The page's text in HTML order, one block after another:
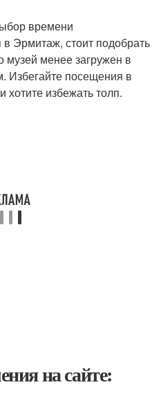
времени
Эрмитаж, стоит подобрать
менее загружен в
Избегайте посещения в
избежать толп.
на сайте: